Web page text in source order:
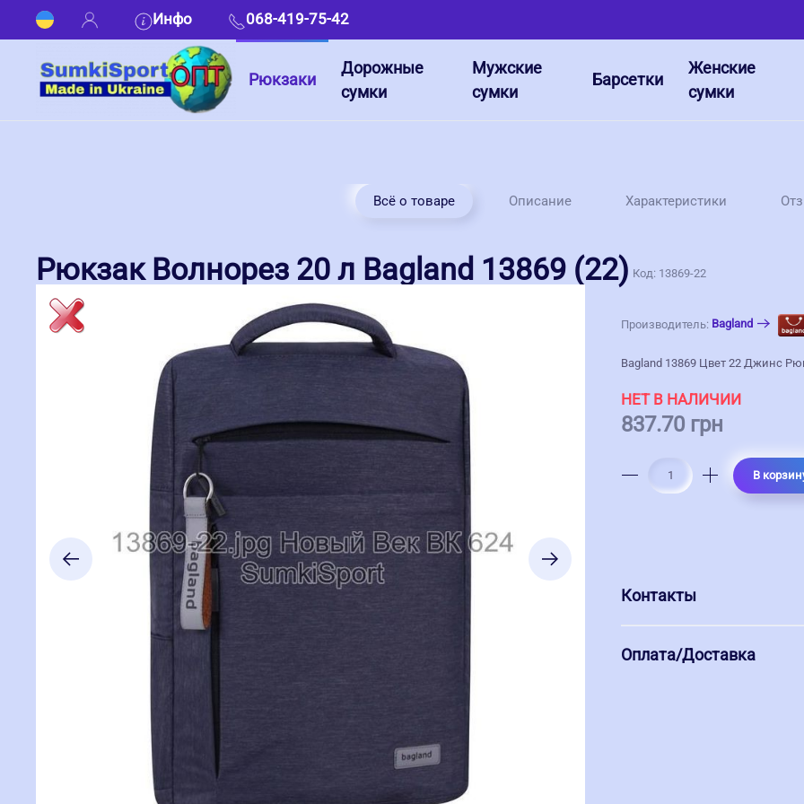
Инфо 068-419-75-42
Рюкзаки
Дорожные
сумки
Мужские
сумки
Барсетки
Женские
сумки
Всё о товаре Описание Характеристики
Рюкзак Волнорез 20 л Bagland 13869 (22) Код: 13869-22
Производитель: Bagland
Bagland 13869 Цвет 22 Джинс
НЕТ В НАЛИЧИИ
837.70 грн
В
Контакты
Оплата/Доставка